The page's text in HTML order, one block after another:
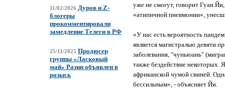
11/02/2026 Дуров и Z-
блогеры
прокомментировали
замедление Телеги в РФ
25/11/2025 Продюсер
группы «Ласковый
май» Разин объявлен в
розыск
уже не смогут, говорит Гуан
«атипичной пневмонии»,
«У нас есть вероятность
является магистралью девяти
заболевания, "чуньюань"
также бездействие некоторых.
африканской чумой свиней.
бессильным», - объясняет Йи.